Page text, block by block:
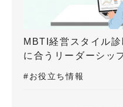
MBTI経営スタイル
に合うリーダーシッ
#お役立ち情報